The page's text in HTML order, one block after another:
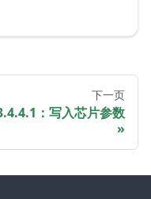
下一页
：写入芯片参数